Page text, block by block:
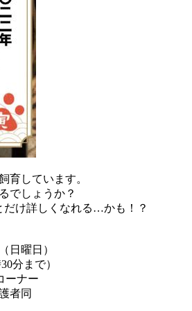
育しています。
でしょうか？
だけ詳しくなれる…かも！？
日曜日）
分まで）
ーナー
者同